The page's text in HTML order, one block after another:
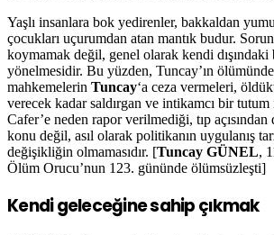
Yaşlı insanlara bok yedirenler, bakkaldan
çocukları uçurumdan atan mantık budur.
koymamak değil, genel olarak kendi dışındaki
yönelmesidir. Bu yüzden, Tuncay’ın
mahkemelerin Tuncay‘a ceza vermeleri,
verecek kadar saldırgan ve intikamcı bir
Cafer’e neden rapor verilmediği, tıp
konu değil, asıl olarak politikanın uygulanış
değişikliğin olmamasıdır. [Tuncay GÜNEL,
Ölüm Orucu’nun 123. gününde ölümsüzleşti]
Kendi geleceğine sahip çıkmak